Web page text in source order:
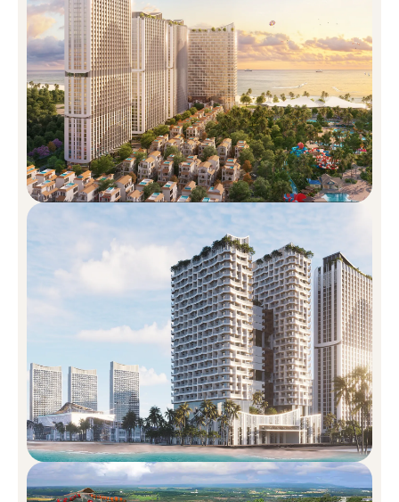
PHÂN KHU THẤP TẦNG
Nơi đây, mỗi ngôi nhà không chỉ là một chốn đi về, mà còn là
một tuyên ngôn đẳng cấp, một di sản vượt thời gian để lại cho
thế hệ mai sau. Tại Blanca City, phân khu thấp tầng hiện lên
như một bức tranh tuyệt mỹ với những gam màu rực rỡ, được
Sun Group bố trí ở vị trí đắc địa nhất – nơi hòa quyện hoàn
hảo giữa không gian riêng tư tuyệt đối và tầm nhìn khoáng
đạt hướng về phía công viên trung tâm và biển xanh bao la.
Casa Townhouse – Thanh lịch trong
từng đường nét
Tọa lạc ở vị trí đắc địa phía Đông Bắc của dự án (thể hiện
bằng tông màu cam ấm áp trên mặt bằng), 171 căn Casa